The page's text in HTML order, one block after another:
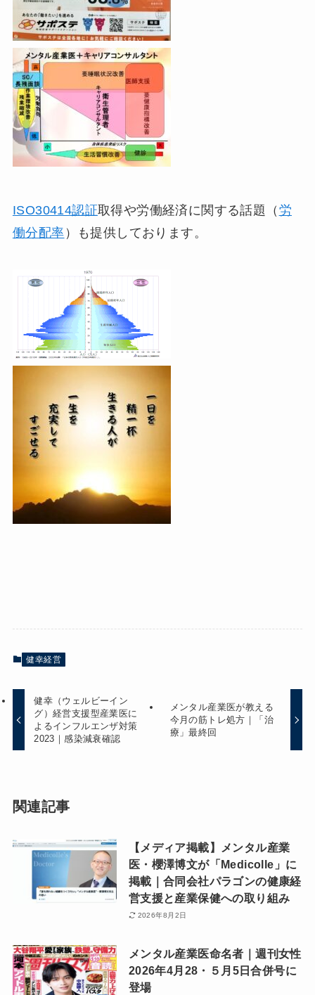
ISO30414認証取得や労働経済に関する話題（ 労
働分配率 ）も提供しております。
健幸経営
健幸（ウェルビーイン
グ）経営支援型産業医に
よるインフルエンザ対策
2023｜感染減衰確認
メンタル産業医が教える
今月の筋トレ処方｜「治
療」最終回
関連記事
【メディア掲載】メンタル産業
医・櫻澤博文が「Medicolle」に
掲載｜合同会社パラゴンの健康経
営支援と産業保健への取り組み
2026年8月2日
メンタル産業医命名者｜週刊女性
2026年4月28・５月5日合併号に
登場